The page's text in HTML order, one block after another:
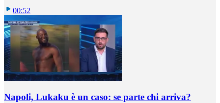
00:52
Napoli, Lukaku è un caso: se parte chi arriva?